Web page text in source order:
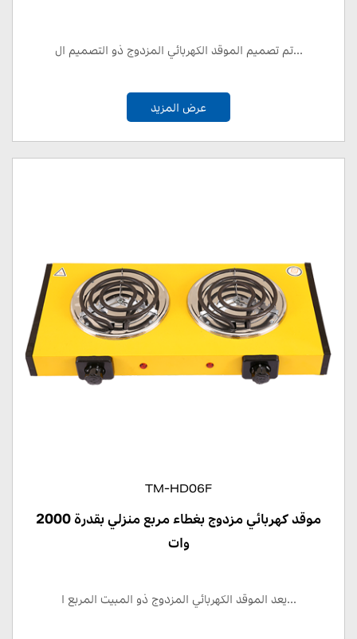
تم تصميم الموقد الكهربائي المزدوج ذو التصميم ال...
عرض المزيد
TM-HD06F
موقد كهربائي مزدوج بغطاء مربع منزلي بقدرة 2000
وات
يعد الموقد الكهربائي المزدوج ذو المبيت المربع ا...